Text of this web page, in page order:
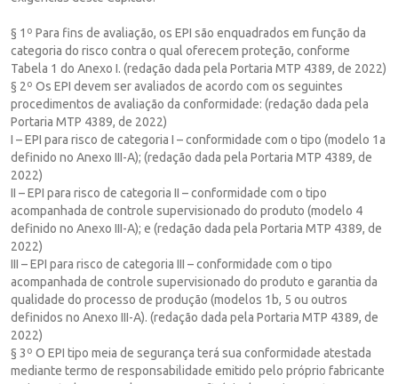
§ 1º Para fins de avaliação, os EPI são enquadrados em função da
categoria do risco contra o qual oferecem proteção, conforme
Tabela 1 do Anexo I. (redação dada pela Portaria MTP 4389, de 2022)
§ 2º Os EPI devem ser avaliados de acordo com os seguintes
procedimentos de avaliação da conformidade: (redação dada pela
Portaria MTP 4389, de 2022)
I – EPI para risco de categoria I – conformidade com o tipo (modelo 1a
definido no Anexo III-A); (redação dada pela Portaria MTP 4389, de
2022)
II – EPI para risco de categoria II – conformidade com o tipo
acompanhada de controle supervisionado do produto (modelo 4
definido no Anexo III-A); e (redação dada pela Portaria MTP 4389, de
2022)
III – EPI para risco de categoria III – conformidade com o tipo
acompanhada de controle supervisionado do produto e garantia da
qualidade do processo de produção (modelos 1b, 5 ou outros
definidos no Anexo III-A). (redação dada pela Portaria MTP 4389, de
2022)
§ 3º O EPI tipo meia de segurança terá sua conformidade atestada
mediante termo de responsabilidade emitido pelo próprio fabricante